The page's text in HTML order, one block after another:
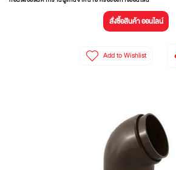
สั่งซื้อสินค้า ออนไลน์
Add to Wishlist